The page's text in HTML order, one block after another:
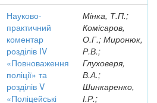
Науково-
практичний
коментар
розділів IV
«Повноваження
поліції» та
розділів V
«Поліцейські
Мінка, Т.П.;
Комісаров,
О.Г.; Миронюк,
Р.В.;
Глуховеря,
В.А.;
Шинкаренко,
І.Р.;